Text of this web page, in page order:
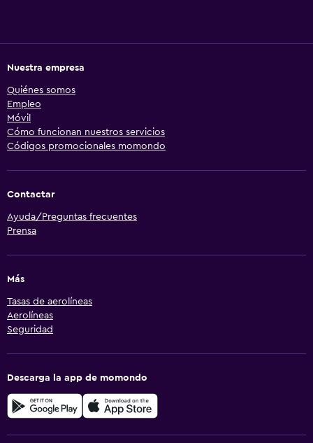
Nuestra empresa
Quiénes somos
Empleo
Móvil
Cómo funcionan nuestros servicios
Códigos promocionales momondo
Contactar
Ayuda/Preguntas frecuentes
Prensa
Más
Tasas de aerolíneas
Aerolíneas
Seguridad
Descarga la app de momondo